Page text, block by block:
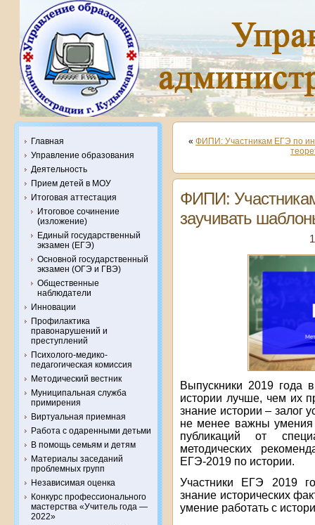
Главная
Управление образования
Деятельность
Прием детей в МОУ
Итоговая аттестация
Итоговое сочинение
(изложение)
Единый государственный
экзамен (ЕГЭ)
Основной государственный
экзамен (ОГЭ и ГВЭ)
Общественные
наблюдатели
Инновации
Профилактика
правонарушений и
преступлений
Психолого-медико-
педагогическая комиссия
Методический вестник
Муниципальная служба
примирения
Виртуальная приемная
Работа с одаренными детьми
В помощь семьям и детям
Материалы заседаний
проблемных групп
Независимая оценка
Конкурс профессионального
мастерства «Учитель года —
2022»
« ФИПИ: Участникам ЕГЭ по
ФИПИ:
заучивать
Выпускники 2019 года
истории лучше, чем их
знание истории – залог
не менее важны умения
публикаций от
методических
ЕГЭ-2019 по истории.
Участники ЕГЭ 2019
знание исторических
умение работать с